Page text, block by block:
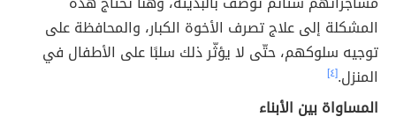
المشكلة إلى علاج تصرف الأخوة الكبار، والمحافظة على
توجيه سلوكهم، حتّى لا يؤثّر ذلك سلبًا على الأطفال في
المنزل.[٤]
المساواة بين الأبناء